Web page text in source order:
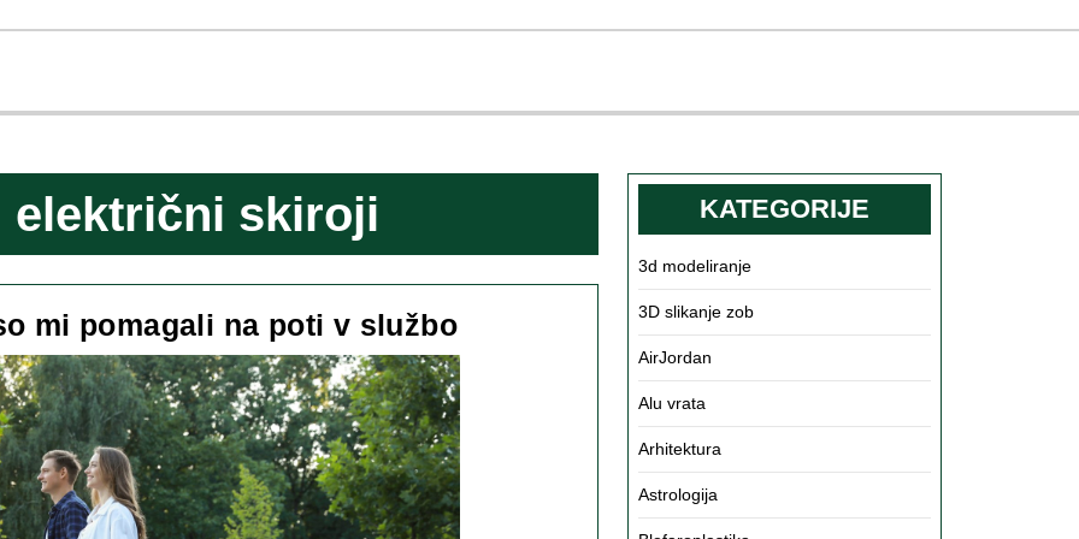
električni skiroji
mi pomagali na poti v služboElektrični
skiroji
so
mi
pomagali
na
KATEGORIJE
3d modeliranje
3D slikanje zob
AirJordan
Alu vrata
Arhitektura
Astrologija